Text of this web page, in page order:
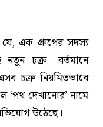
যে, এক গ্রুপের সদস্য
নতুন চক্র। বর্তমানে
চক্র নিয়মিতভাবে
‘পথ দেখানোর’ নামে
উঠেছে।